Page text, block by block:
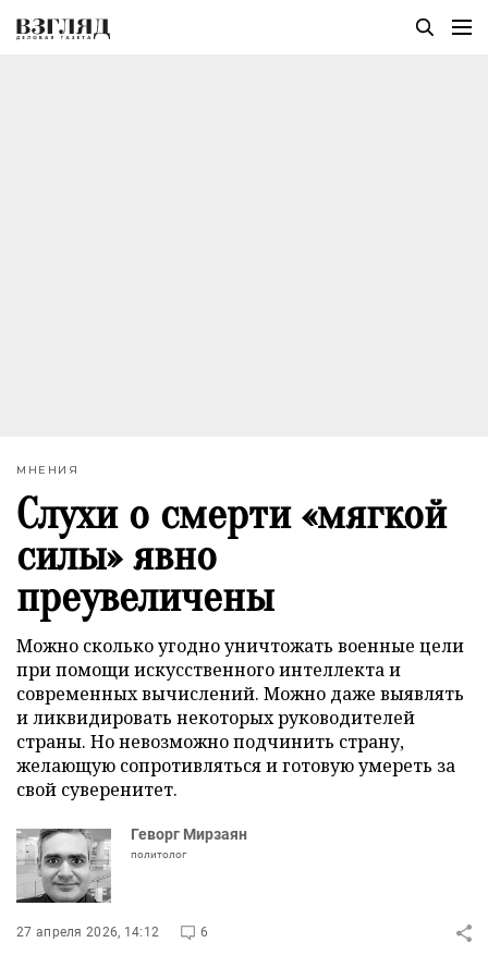
МНЕНИЯ
Слухи о смерти «мягкой
силы» явно
преувеличены
Можно сколько угодно уничтожать военные цели
при помощи искусственного интеллекта и
современных вычислений. Можно даже выявлять
и ликвидировать некоторых руководителей
страны. Но невозможно подчинить страну,
желающую сопротивляться и готовую умереть за
свой суверенитет.
Геворг Мирзаян
политолог
27 апреля 2026, 14:12 6